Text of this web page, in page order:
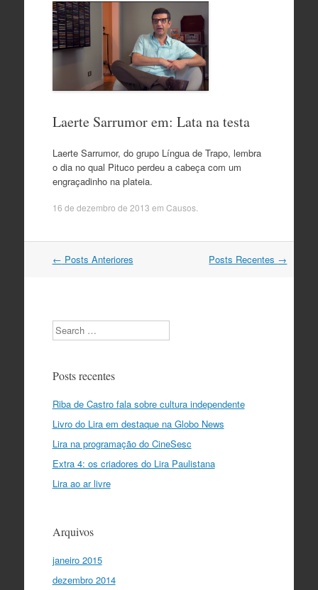
Laerte Sarrumor em: Lata na testa
Laerte Sarrumor, do grupo Língua de Trapo, lembra
o dia no qual Pituco perdeu a cabeça com um
engraçadinho na plateia.
16 de dezembro de 2013 em Causos.
Navegação
← Posts Anteriores Posts Recentes →
Search
Posts recentes
Riba de Castro fala sobre cultura independente
Livro do Lira em destaque na Globo News
Lira na programação do CineSesc
Extra 4: os criadores do Lira Paulistana
Lira ao ar livre
Arquivos
janeiro 2015
dezembro 2014